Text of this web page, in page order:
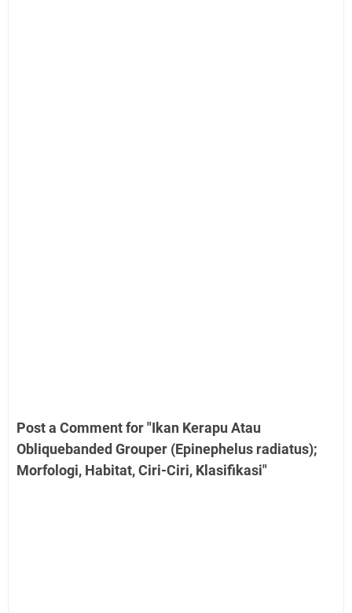
Post a Comment for "Ikan Kerapu Atau
Obliquebanded Grouper (Epinephelus radiatus);
Morfologi, Habitat, Ciri-Ciri, Klasifikasi"